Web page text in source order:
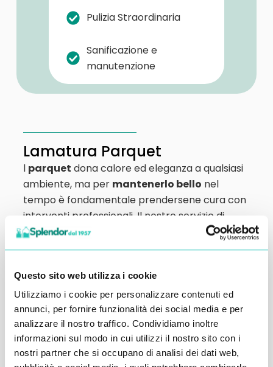
Questo sito web utilizza i cookie
Utilizziamo i cookie per personalizzare contenuti ed
annunci, per fornire funzionalità dei social media e per
analizzare il nostro traffico. Condividiamo inoltre
informazioni sul modo in cui utilizzi il nostro sito con i
nostri partner che si occupano di analisi dei dati web,
Pulizia Straordinaria
Sanificazione e
manutenzione
Lamatura Parquet
l parquet dona calore ed eleganza a qualsiasi
ambiente, ma per mantenerlo bello nel
tempo è fondamentale prendersene cura con
interventi professionali. Il nostro servizio di
lamatura del parquet
assicura risultati
impeccabili, proteggendo il legno e
come possiamo riportare il tuo parquet al
massimo splendore.
Levigatura, Lucidatura e
Restauro Marmo